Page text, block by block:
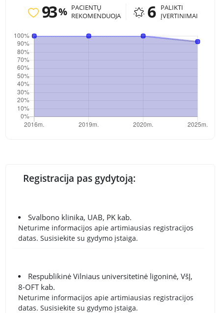
93 % PACIENTŲ
REKOMENDUOJA
6
PALIKTI
ĮVERTINIMAI
Registracija pas gydytoją:
Svalbono klinika, UAB, PK kab.
Neturime informacijos apie artimiausias registracijos
datas. Susisiekite su gydymo įstaiga.
Respublikinė Vilniaus universitetinė ligoninė, VšĮ,
8-OFT kab.
Neturime informacijos apie artimiausias registracijos
datas. Susisiekite su gydymo įstaiga.